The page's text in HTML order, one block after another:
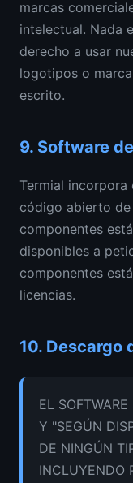
marcas
intelectual. Nada
derecho a usar
logotipos o
escrito.
9. Software
Termial
código abierto
componentes
disponibles a
componentes
licencias.
10. Descargo
EL
Y "SEGÚN
DE NINGÚN
INCLUYENDO